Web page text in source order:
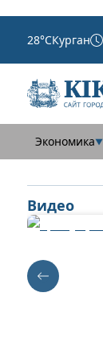
28°CКурган
Экономика▼
Видео